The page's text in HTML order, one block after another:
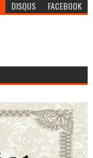
DISQUS FACEBOOK